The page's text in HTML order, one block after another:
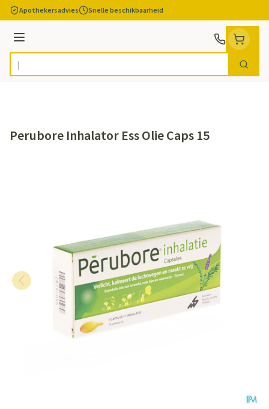
Ga naar de inhoud
Apothekersadvies Snelle beschikbaarheid
Menu
Product, merk, categorie... Zoek
Perubore Inhalator Ess Olie Caps 15